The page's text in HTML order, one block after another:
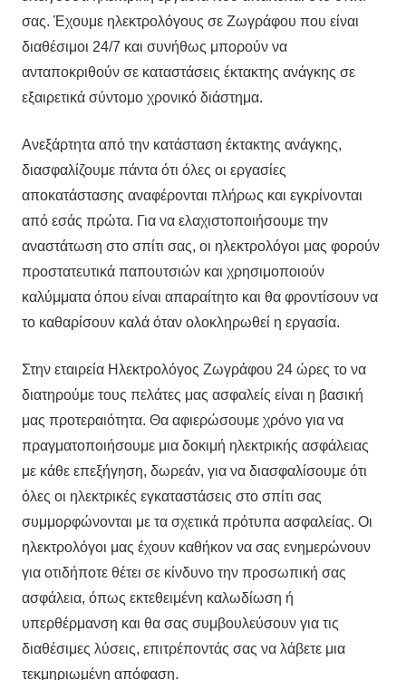
σας. Έχουμε ηλεκτρολόγους σε Ζωγράφου που είναι
διαθέσιμοι 24/7 και συνήθως μπορούν να
ανταποκριθούν σε καταστάσεις έκτακτης ανάγκης σε
εξαιρετικά σύντομο χρονικό διάστημα.
Ανεξάρτητα από την κατάσταση έκτακτης ανάγκης,
διασφαλίζουμε πάντα ότι όλες οι εργασίες
αποκατάστασης αναφέρονται πλήρως και εγκρίνονται
από εσάς πρώτα. Για να ελαχιστοποιήσουμε την
αναστάτωση στο σπίτι σας, οι ηλεκτρολόγοι μας φορούν
προστατευτικά παπουτσιών και χρησιμοποιούν
καλύμματα όπου είναι απαραίτητο και θα φροντίσουν να
το καθαρίσουν καλά όταν ολοκληρωθεί η εργασία.
Στην εταιρεία Ηλεκτρολόγος Ζωγράφου 24 ώρες το να
διατηρούμε τους πελάτες μας ασφαλείς είναι η βασική
μας προτεραιότητα. Θα αφιερώσουμε χρόνο για να
πραγματοποιήσουμε μια δοκιμή ηλεκτρικής ασφάλειας
με κάθε επεξήγηση, δωρεάν, για να διασφαλίσουμε ότι
όλες οι ηλεκτρικές εγκαταστάσεις στο σπίτι σας
συμμορφώνονται με τα σχετικά πρότυπα ασφαλείας. Οι
ηλεκτρολόγοι μας έχουν καθήκον να σας ενημερώνουν
για οτιδήποτε θέτει σε κίνδυνο την προσωπική σας
ασφάλεια, όπως εκτεθειμένη καλωδίωση ή
υπερθέρμανση και θα σας συμβουλεύσουν για τις
διαθέσιμες λύσεις, επιτρέποντάς σας να λάβετε μια
τεκμηριωμένη απόφαση.